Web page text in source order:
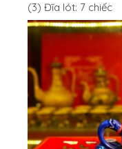
(3) Đĩa lót: 7 chiếc